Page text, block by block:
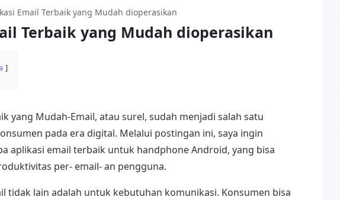
Email Terbaik yang Mudah dioperasikan
Terbaik yang Mudah dioperasikan
yang Mudah-Email, atau surel, sudah menjadi salah satu
pada era digital. Melalui postingan ini, saya ingin
aplikasi email terbaik untuk handphone Android, yang bisa
per- email- an pengguna.
tidak lain adalah untuk kebutuhan komunikasi. Konsumen bisa